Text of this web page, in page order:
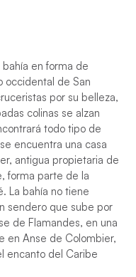
en forma de
occidental de San
por su belleza,
colinas se alzan
todo tipo de
encuentra una casa
antigua propietaria de
forma parte de la
La bahía no tiene
sendero que sube por
de Flamandes, en una
en Anse de Colombier,
encanto del Caribe